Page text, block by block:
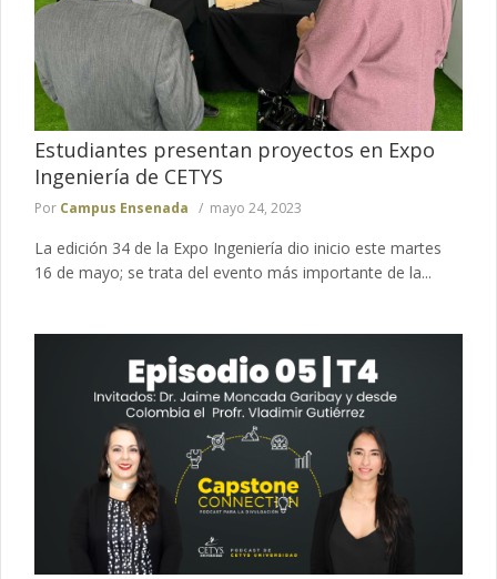
Estudiantes presentan proyectos en Expo
Ingeniería de CETYS
Por Campus Ensenada mayo 24, 2023
La edición 34 de la Expo Ingeniería dio inicio este martes
16 de mayo; se trata del evento más importante de la...